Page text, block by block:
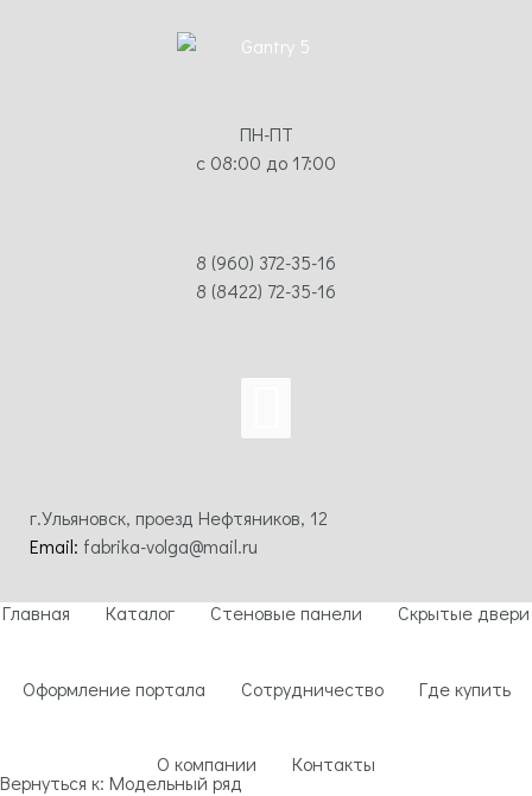
ПН-ПТ
с 08:00 до 17:00
8 (960) 372-35-16
8 (8422) 72-35-16
г.Ульяновск, проезд Нефтяников, 12
Email: fabrika-volga@mail.ru
Главная Каталог Стеновые панели Скрытые двери
Оформление портала Сотрудничество Где купить
О компании Контакты
Вернуться к: Модельный ряд